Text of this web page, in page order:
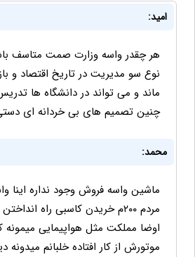
امید:
هر چقدر واسه وزارت صمت متاسف
نوع سو مدیریت در تاریخ اقتصاد و
ماند و می تواند در دانشگاه ها
چنین تصمیم های بی خردانه ای
محمد:
ماشين واسه فروش وجود نداره اينا
مردم ٢٠٠م خريدن كاسبى راه
موتورش از كار افتاده خلبانم ميدونه